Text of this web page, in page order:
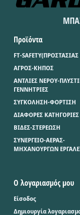
Προϊόντα
FT-
ΑΓΡΟΣ-ΚΗΠΟΣ
ΑΝΤΛΙΕΣ ΝΕΡΟΥ-
ΓΕΝΝΗΤΡΙΕΣ
ΣΥΓΚΟΛΗΣΗ-ΦΟΡΤΙΣΗ
ΔΙΑΦΟΡΕΣ ΚΑΤΗΓΟΡΙΕΣ
ΒΙΔΕΣ-ΣΤΕΡΕΩΣΗ
ΣΥΝΕΡΓΕΙΟ-ΑΕΡΑΣ-
ΜΗΧΑΝΟΥΡΓΩΝ
Ο λογαριασμός μου
Είσοδος
Δημιουργία